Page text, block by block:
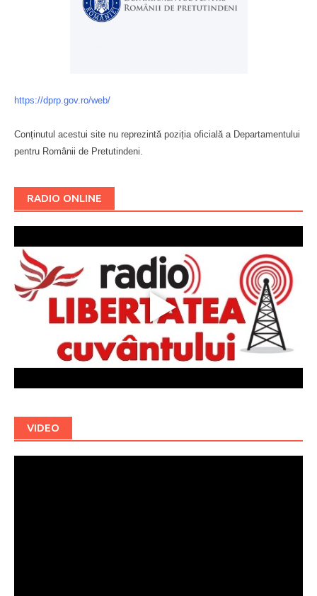
https://dprp.gov.ro/web/
Conținutul acestui site nu reprezintă poziția oficială a Departamentului
pentru Românii de Pretutindeni.
RADIO ONLINE
VIDEO